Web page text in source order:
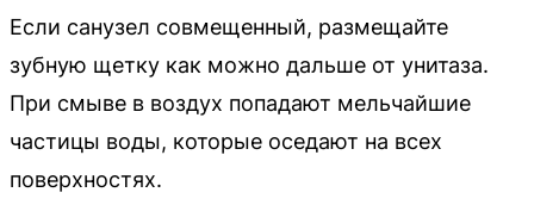
Если санузел совмещенный, размещайте
зубную щетку как можно дальше от унитаза.
При смыве в воздух попадают мельчайшие
частицы воды, которые оседают на всех
поверхностях.